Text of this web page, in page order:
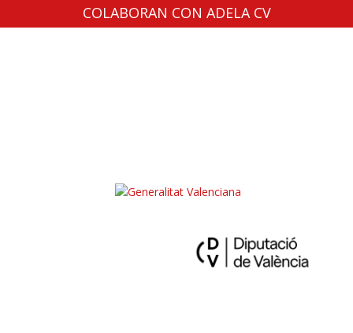
COLABORAN CON ADELA CV